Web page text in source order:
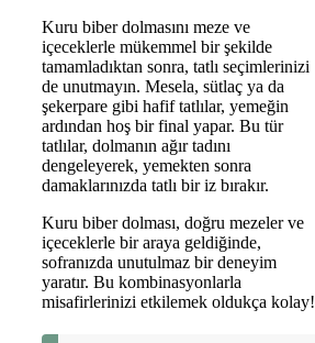
Kuru biber dolmasını meze ve
içeceklerle mükemmel bir şekilde
tamamladıktan sonra, tatlı seçimlerinizi
de unutmayın. Mesela, sütlaç ya da
şekerpare gibi hafif tatlılar, yemeğin
ardından hoş bir final yapar. Bu tür
tatlılar, dolmanın ağır tadını
dengeleyerek, yemekten sonra
damaklarınızda tatlı bir iz bırakır.
Kuru biber dolması, doğru mezeler ve
içeceklerle bir araya geldiğinde,
sofranızda unutulmaz bir deneyim
yaratır. Bu kombinasyonlarla
misafirlerinizi etkilemek oldukça kolay!